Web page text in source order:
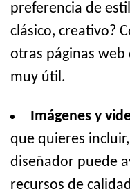
preferencia de
clásico, creativo?
otras páginas
muy útil.
Imágenes y
que quieres
diseñador puede
recursos de